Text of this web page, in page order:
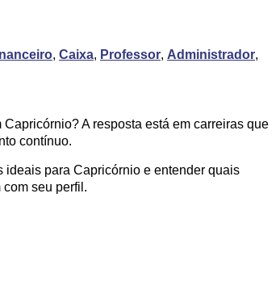
, Caixa, Professor, Administrador,
A resposta está em carreiras que
contínuo.
ideais para Capricórnio e entender quais
seu perfil.